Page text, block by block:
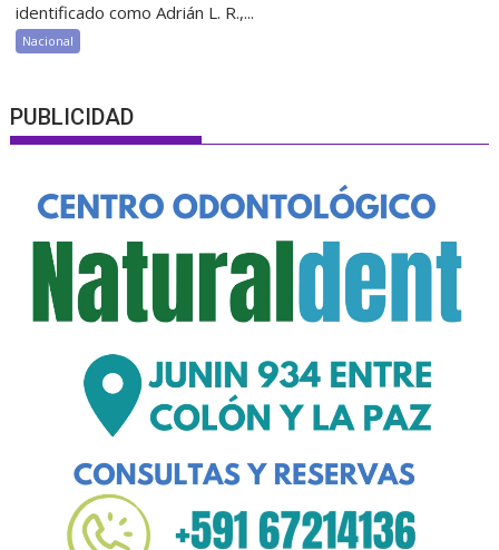
identificado como Adrián L. R.,...
Nacional
PUBLICIDAD